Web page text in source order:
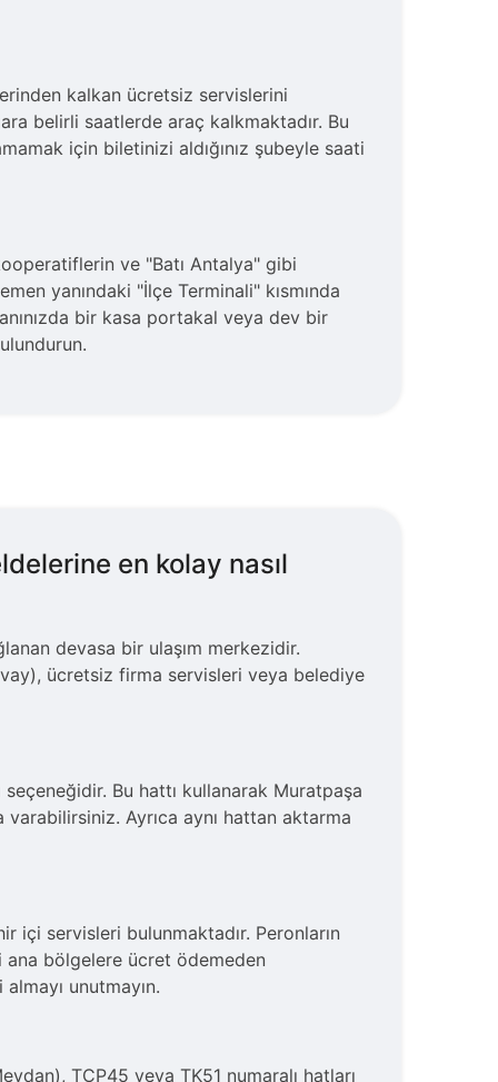
kalkan ücretsiz servislerini
belirli saatlerde araç kalkmaktadır. Bu
için biletinizi aldığınız şubeyle saati
ve "Batı Antalya" gibi
yanındaki "İlçe Terminali" kısmında
bir kasa portakal veya dev bir
en kolay nasıl
devasa bir ulaşım merkezidir.
ücretsiz firma servisleri veya belediye
seçeneğidir. Bu hattı kullanarak Muratpaşa
Ayrıca aynı hattan aktarma
içi servisleri bulunmaktadır. Peronların
ana bölgelere ücret ödemeden
unutmayın.
TCP45 veya TK51 numaralı hatları